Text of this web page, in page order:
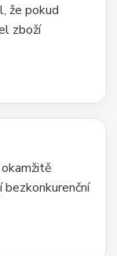
že pokud
zboží